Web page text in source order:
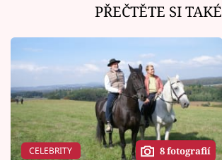
PŘEČTĚTE SI TAKÉ
CELEBRITY 8 fotografií